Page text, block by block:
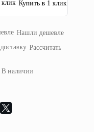
Купить в 1 клик
Нашли дешевле
Рассчитать
В наличии